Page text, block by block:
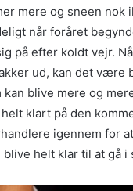
mere og sneen nok
når foråret
på efter koldt vejr.
ud, kan det være
blive mere og
klart på den
igennem for
blive helt klar til at gå